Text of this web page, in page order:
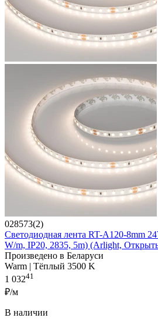
028573(2)
Светодиодная лента RT-A120-8mm
W/m, IP20, 2835, 5m) (Arlight,
Произведено в Беларуси
Warm | Тёплый 3500 K
1 03241
₽/м
В наличии